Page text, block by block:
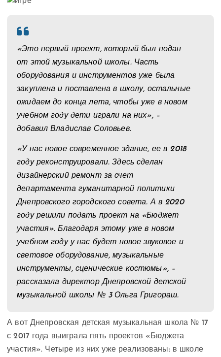
«Это первый проект, который был подан
от этой музыкальной школы. Часть
оборудования и инструментов уже была
закуплена и поставлена в школу, остальные
ожидаем до конца лета, чтобы уже в новом
учебном году дети играли на них», –
добавил Владислав Соловьев.
«У нас новое современное здание, ее в 2018
году реконструировали. Здесь сделан
дизайнерский ремонт за счет
департамента гуманитарной политики
Днепровского городского совета. А в 2020
году решили подать проект на «Бюджет
участия». Благодаря этому уже в новом
учебном году у нас будет новое звуковое и
световое оборудование, музыкальные
инструменты, сценические костюмы», –
рассказала директор Днепровской детской
музыкальной школы № 3 Ольга Григораш.
А вот Днепровская детская музыкальная школа № 17
с 2017 года выиграла пять проектов «Бюджета
участия». Четыре из них уже реализованы: в школе